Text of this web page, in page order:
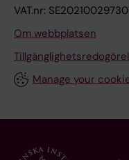
VAT.nr:
Om webbplatsen
Manage your